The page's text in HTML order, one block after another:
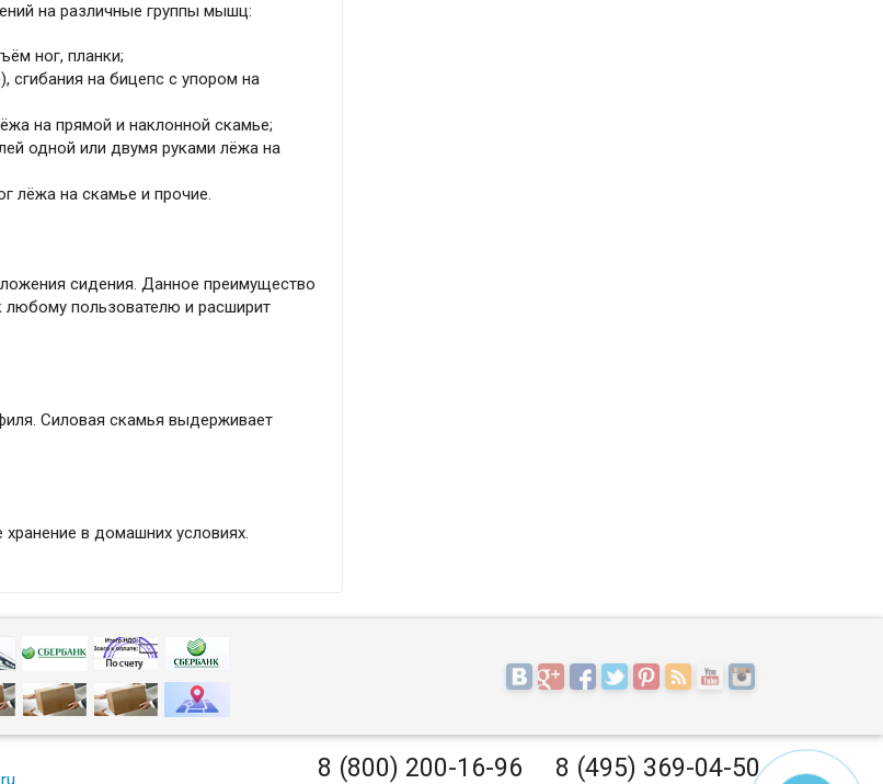
на различные группы мышц:
ног, планки;
сгибания на бицепс с упором на
на прямой и наклонной скамье;
одной или двумя руками лёжа на
лёжа на скамье и прочие.
сидения. Данное преимущество
пользователю и расширит
Силовая скамья выдерживает
в домашних условиях.
8 (800) 200-16-96 8 (495) 369-04-50